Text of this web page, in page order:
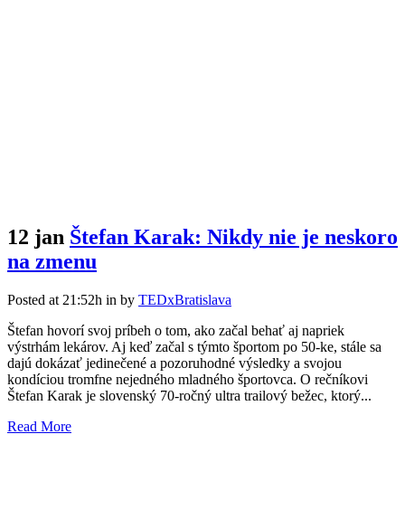
12 jan Štefan Karak: Nikdy nie je neskoro
na zmenu
Posted at 21:52h in by TEDxBratislava
Štefan hovorí svoj príbeh o tom, ako začal behať aj napriek
výstrhám lekárov. Aj keď začal s týmto športom po 50-ke, stále sa
dajú dokázať jedinečené a pozoruhodné výsledky a svojou
kondíciou tromfne nejedného mladného športovca. O rečníkovi
Štefan Karak je slovenský 70-ročný ultra trailový bežec, ktorý...
Read More